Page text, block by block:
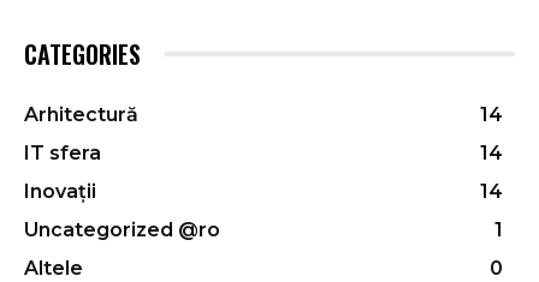
CATEGORIES
Arhitectură
14
IT sfera
14
Inovații
14
Uncategorized @ro
1
Altele
0